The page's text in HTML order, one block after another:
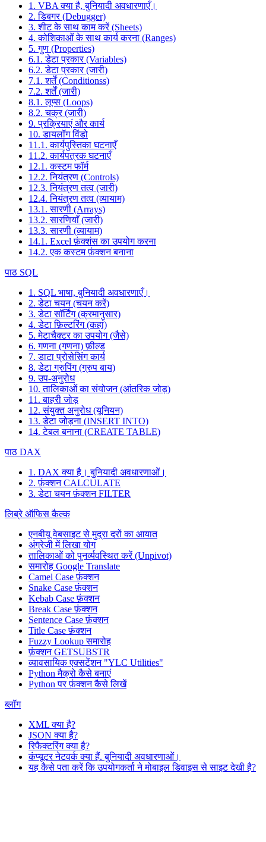
1. VBA क्या है, बुनियादी अवधारणाएँ।
2. डिबगर (Debugger)
3. शीट के साथ काम करें (Sheets)
4. कोशिकाओं के साथ कार्य करना (Ranges)
5. गुण (Properties)
6.1. डेटा प्रकार (Variables)
6.2. डेटा प्रकार (जारी)
7.1. शर्तें (Conditionss)
7.2. शर्तें (जारी)
8.1. लूप्स (Loops)
8.2. चक्र (जारी)
9. प्रक्रियाएं और कार्य
10. डायलॉग विंडो
11.1. कार्यपुस्तिका घटनाएँ
11.2. कार्यपत्रक घटनाएँ
12.1. कस्टम फॉर्म
12.2. नियंत्रण (Controls)
12.3. नियंत्रण तत्व (जारी)
12.4. नियंत्रण तत्व (व्यायाम)
13.1. सारणी (Arrays)
13.2. सारणियाँ (जारी)
13.3. सारणी (व्यायाम)
14.1. Excel फ़ंक्शंस का उपयोग करना
14.2. एक कस्टम फ़ंक्शन बनाना
पाठ SQL
1. SQL भाषा, बुनियादी अवधारणाएँ।
2. डेटा चयन (चयन करें)
3. डेटा सॉर्टिंग (क्रमानुसार)
4. डेटा फ़िल्टरिंग (कहां)
5. मेटाचैक्टर का उपयोग (जैसे)
6. गणना (गणना) फ़ील्ड
7. डाटा प्रोसेसिंग कार्य
8. डेटा ग्रुपिंग (ग्रुप बाय)
9. उप-अनुरोध
10. तालिकाओं का संयोजन (आंतरिक जोड़)
11. बाहरी जोड़
12. संयुक्त अनुरोध (यूनियन)
13. डेटा जोड़ना (INSERT INTO)
14. टेबल बनाना (CREATE TABLE)
पाठ DAX
1. DAX क्या है। बुनियादी अवधारणाओं।
2. फ़ंक्शन CALCULATE
3. डेटा चयन फ़ंक्शन FILTER
लिब्रे ऑफिस कैल्क
एनबीयू वेबसाइट से मुद्रा दरों का आयात
अंग्रेजी में लिखा योग
तालिकाओं को पुनर्व्यवस्थित करें (Unpivot)
समारोह Google Translate
Camel Case फ़ंक्शन
Snake Case फ़ंक्शन
Kebab Case फ़ंक्शन
Break Case फ़ंक्शन
Sentence Case फ़ंक्शन
Title Case फ़ंक्शन
Fuzzy Lookupसमारोह
फ़ंक्शन GETSUBSTR
व्यावसायिक एक्सटेंशन "YLC Utilities"
Python मैक्रो कैसे बनाएं
Python पर फ़ंक्शन कैसे लिखें
ब्लॉग
XML क्या है?
JSON क्या है?
रिफैक्टरिंग क्या है?
कंप्यूटर नेटवर्क क्या हैं. बुनियादी अवधारणाओं।
यह कैसे पता करें कि उपयोगकर्ता ने मोबाइल डिवाइस से साइट देखी है?